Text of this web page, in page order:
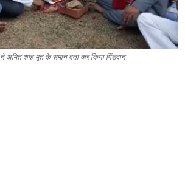
ने अमित शाह मृत के समान बता कर किया पिंडदान